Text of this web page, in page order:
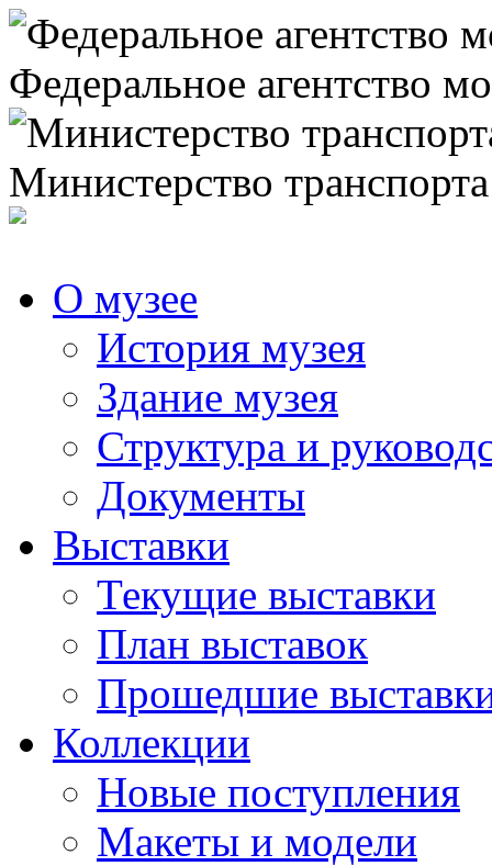
Федеральное агентство
Министерство
О музее
История музея
Здание музея
Структура и
Документы
Выставки
Текущие выставки
План выставок
Прошедшие
Коллекции
Новые поступления
Макеты и модели